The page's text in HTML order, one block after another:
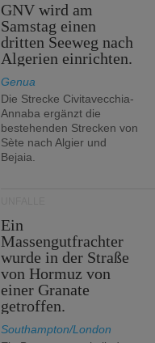
GNV wird am
Samstag einen
dritten Seeweg nach
Algerien einrichten.
Genua
Die Strecke Civitavecchia-
Annaba ergänzt die
bestehenden Strecken von
Sète nach Algier und
Bejaia.
Ein
Massengutfrachter
wurde in der Straße
von Hormuz von
einer Granate
getroffen.
Southampton/London